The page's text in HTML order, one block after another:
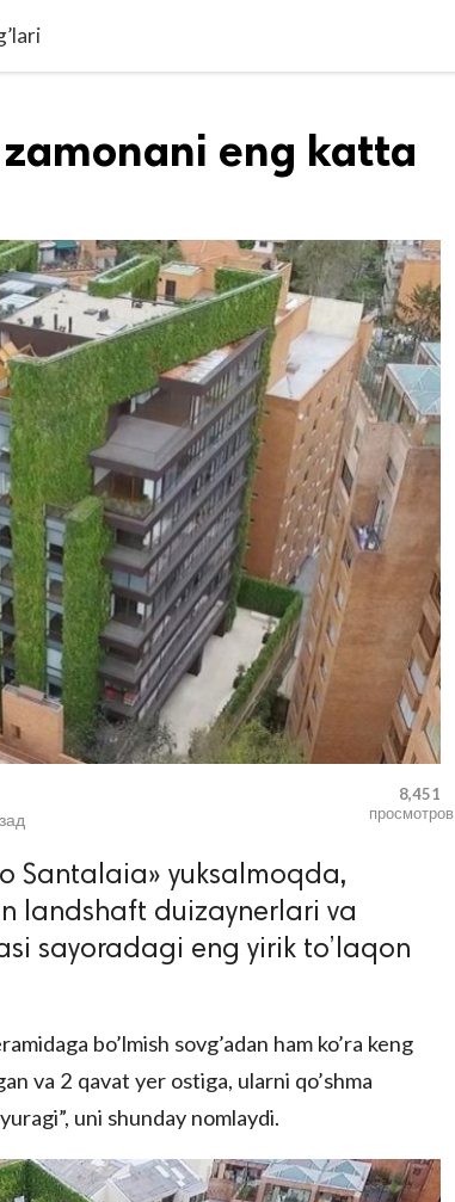
eng katta
8,451
просмотров
Santalaia» yuksalmoqda,
landshaft duizaynerlari va
sayoradagi eng yirik to’laqon
bo’lmish sovg’adan ham ko’ra keng
va 2 qavat yer ostiga, ularni qo’shma
uni shunday nomlaydi.